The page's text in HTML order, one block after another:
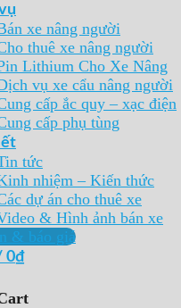
xe nâng người
thuê xe nâng người
Lithium Cho Xe Nâng
vụ xe cẩu nâng người
cấp ắc quy – xạc điện
cấp phụ tùng
tức
nhiệm – Kiến thức
dự án cho thuê xe
& Hình ảnh bán xe
& báo giá
0₫